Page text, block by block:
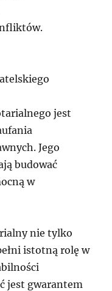
jest
Jego
budować
w
nie tylko
istotną rolę w
jest gwarantem